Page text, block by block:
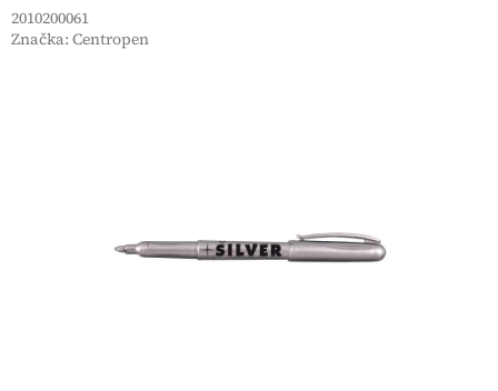
2010200061
Značka: Centropen